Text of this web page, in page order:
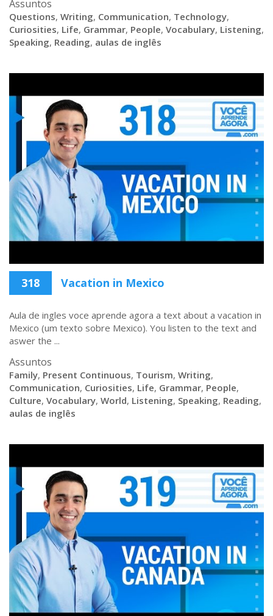
Assuntos
Questions, Writing, Communication, Technology,
Curiosities, Life, Grammar, People, Vocabulary, Listening,
Speaking, Reading, aulas de inglês
318 Vacation in Mexico
Aula de ingles voce aprende agora a text about a vacation in
Mexico (um texto sobre Mexico). You listen to the text and
aswer the ...
Assuntos
Family, Present Continuous, Tourism, Writing,
Communication, Curiosities, Life, Grammar, People,
Culture, Vocabulary, World, Listening, Speaking, Reading,
aulas de inglês